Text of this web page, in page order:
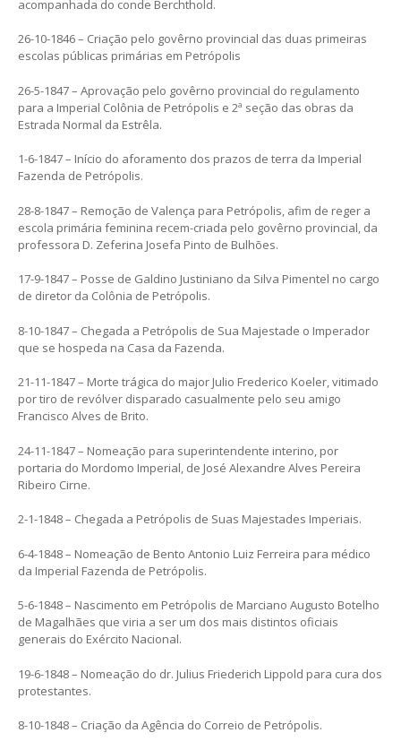
acompanhada do conde Berchthold.
26-10-1846 – Criação pelo govêrno provincial das duas primeiras
escolas públicas primárias em Petrópolis
26-5-1847 – Aprovação pelo govêrno provincial do regulamento
para a Imperial Colônia de Petrópolis e 2ª seção das obras da
Estrada Normal da Estrêla.
1-6-1847 – Início do aforamento dos prazos de terra da Imperial
Fazenda de Petrópolis.
28-8-1847 – Remoção de Valença para Petrópolis, afim de reger a
escola primária feminina recem-criada pelo govêrno provincial, da
professora D. Zeferina Josefa Pinto de Bulhões.
17-9-1847 – Posse de Galdino Justiniano da Silva Pimentel no cargo
de diretor da Colônia de Petrópolis.
8-10-1847 – Chegada a Petrópolis de Sua Majestade o Imperador
que se hospeda na Casa da Fazenda.
21-11-1847 – Morte trágica do major Julio Frederico Koeler, vitimado
por tiro de revólver disparado casualmente pelo seu amigo
Francisco Alves de Brito.
24-11-1847 – Nomeação para superintendente interino, por
portaria do Mordomo Imperial, de José Alexandre Alves Pereira
Ribeiro Cirne.
2-1-1848 – Chegada a Petrópolis de Suas Majestades Imperiais.
6-4-1848 – Nomeação de Bento Antonio Luiz Ferreira para médico
da Imperial Fazenda de Petrópolis.
5-6-1848 – Nascimento em Petrópolis de Marciano Augusto Botelho
de Magalhães que viria a ser um dos mais distintos oficiais
generais do Exército Nacional.
19-6-1848 – Nomeação do dr. Julius Friederich Lippold para cura dos
protestantes.
8-10-1848 – Criação da Agência do Correio de Petrópolis.